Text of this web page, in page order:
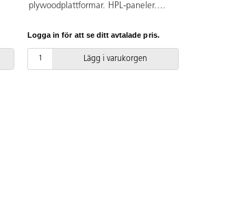
plywoodplattformar. HPL-paneler.
finns att tillgå på begäran.
Leverantörens artikelnummer STEEL
Logga in för att se ditt avtalade pris.
Lägg i varukorgen